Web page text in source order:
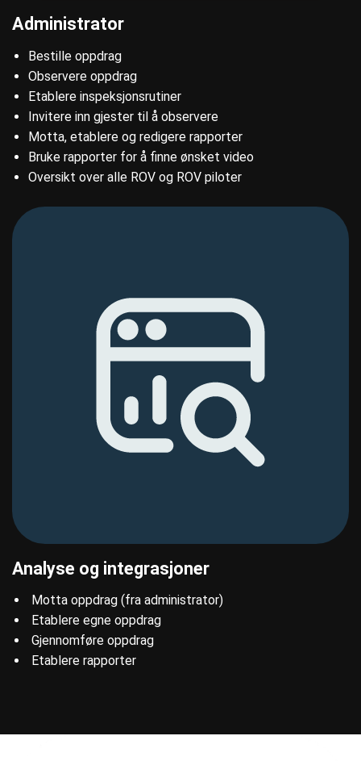
Administrator
Bestille oppdrag​
Observere oppdrag​
Etablere inspeksjonsrutiner
Invitere inn gjester til å observere​
Motta, etablere og redigere rapporter​
Bruke rapporter for å finne ønsket video​​
Oversikt over alle ROV og ROV piloter
Analyse og integrasjoner
Motta oppdrag (fra administrator)​
Etablere egne oppdrag​
Gjennomføre oppdrag​
Etablere rapporter​